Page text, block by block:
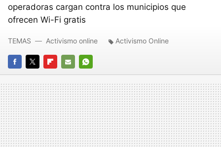
operadoras cargan contra los municipios que
ofrecen Wi-Fi gratis
FACEBOOK
TWITTERFLIPBOARD
E-
MAIL
WHATSAPP
TEMAS Activismo online Activismo Online